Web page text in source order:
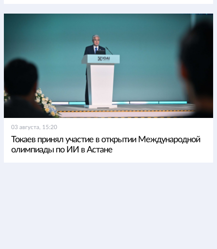
03 августа, 15:20
Токаев принял участие в открытии Международной
олимпиады по ИИ в Астане